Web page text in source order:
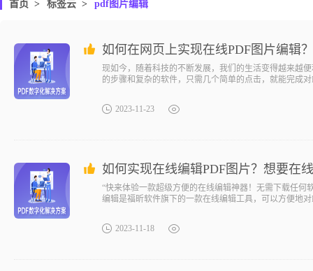
首页 > 标签云 > pdf图片编辑
如何在网页上实现在线PDF图片编辑
现如今，随着科技的不断发展，我们的生活变得越来越
的步骤和复杂的软件，只需几个简单的点击，就能完成
2023-11-23
如何实现在线编辑PDF图片？想要在
“快来体验一款超级方便的在线编辑神器！无需下载任何
编辑是福昕软件旗下的一款在线编辑工具，可以方便地
2023-11-18